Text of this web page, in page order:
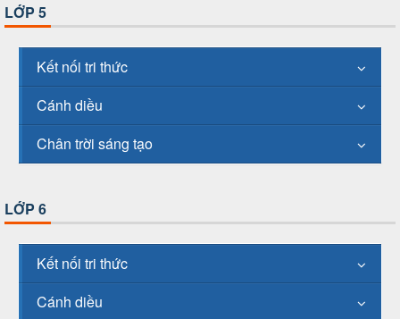
LỚP 5
Kết nối tri thức
Cánh diều
Chân trời sáng tạo
LỚP 6
Kết nối tri thức
Cánh diều